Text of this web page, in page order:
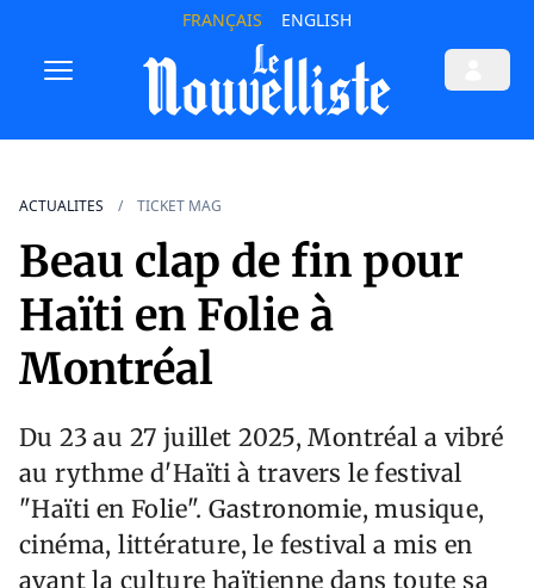
FRANÇAIS ENGLISH
ACTUALITES TICKET MAG
Beau clap de fin pour
Haïti en Folie à
Montréal
Du 23 au 27 juillet 2025, Montréal a vibré
au rythme d'Haïti à travers le festival
"Haïti en Folie". Gastronomie, musique,
cinéma, littérature, le festival a mis en
avant la culture haïtienne dans toute sa